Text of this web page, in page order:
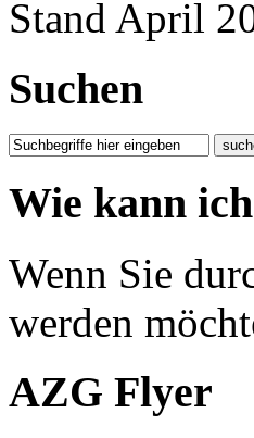
Stand April
Suchen
Wie kann
Wenn Sie
werden
AZG Flyer